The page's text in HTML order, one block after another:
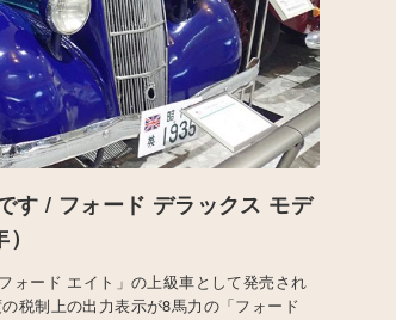
す / フォード デラックス モデ
ード エイト」の上級車として発売され
税制上の出力表示が8馬力の「フォード